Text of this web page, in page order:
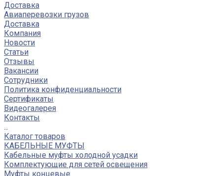
Доставка
Авиаперевозки грузов
Доставка
Компания
Новости
Статьи
Отзывы
Вакансии
Сотрудники
Политика конфиденциальности
Сертификаты
Видеогалерея
Контакты
...
Каталог товаров
КАБЕЛЬНЫЕ МУФТЫ
Кабельные муфты холодной усадки
Комплектующие для сетей освещения
Муфты концевые